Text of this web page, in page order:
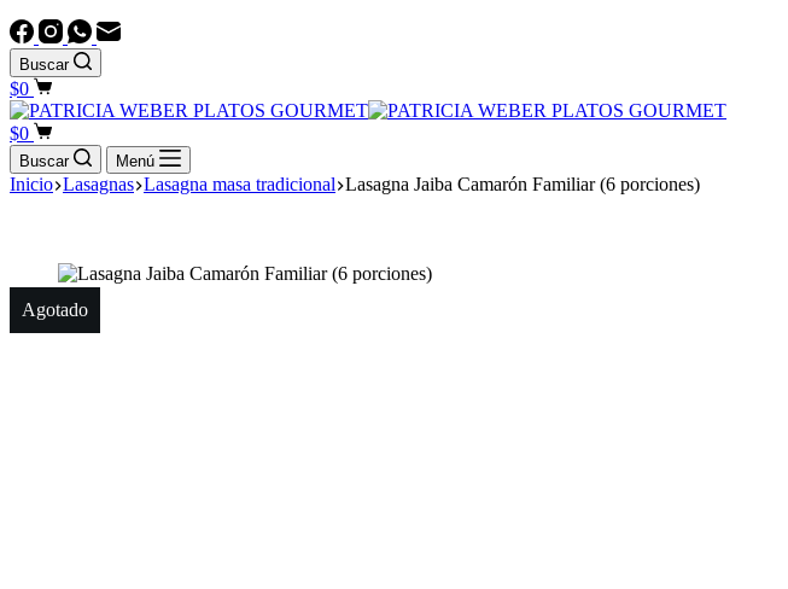
Buscar
Carrito
de
compra
$0
Carrito
de
compra
$0
Buscar Menú
Inicio Lasagnas Lasagna masa tradicional Lasagna Jaiba Camarón Familiar (6 porciones)
Agotado